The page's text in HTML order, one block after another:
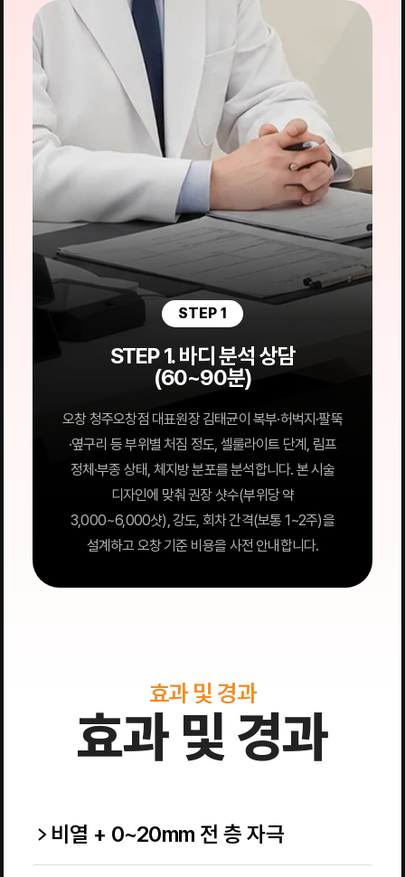
STEP 1
STEP 1. 바디 분석 상담
(60~90분)
오창 청주오창점 대표원장 김태균이 복부·허벅지·팔뚝
·옆구리 등 부위별 처짐 정도, 셀룰라이트 단계, 림프
정체·부종 상태, 체지방 분포를 분석합니다. 본 시술
디자인에 맞춰 권장 샷수(부위당 약
3,000~6,000샷), 강도, 회차 간격(보통 1~2주)을
설계하고 오창 기준 비용을 사전 안내합니다.
효과 및 경과
효과 및 경과
비열 + 0~20mm 전 층 자극